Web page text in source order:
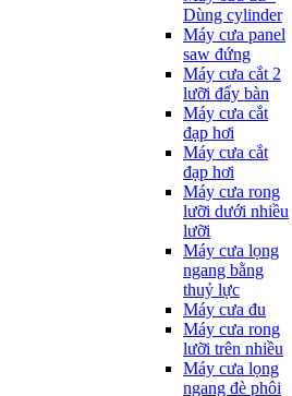
Dùng cylinder
Máy cưa panel
saw đứng
Máy cưa cắt 2
lưỡi đẩy bàn
Máy cưa cắt
đạp hơi
Máy cưa cắt
đạp hơi
Máy cưa rong
lưỡi dưới nhiều
lưỡi
Máy cưa lọng
ngang bằng
thuỷ lực
Máy cưa đu
Máy cưa rong
lưỡi trên nhiều
Máy cưa lọng
ngang đè phôi